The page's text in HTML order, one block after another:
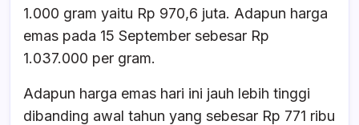
1.000 gram yaitu Rp 970,6 juta. Adapun harga
emas pada 15 September sebesar Rp
1.037.000 per gram.
Adapun harga emas hari ini jauh lebih tinggi
dibanding awal tahun yang sebesar Rp 771 ribu